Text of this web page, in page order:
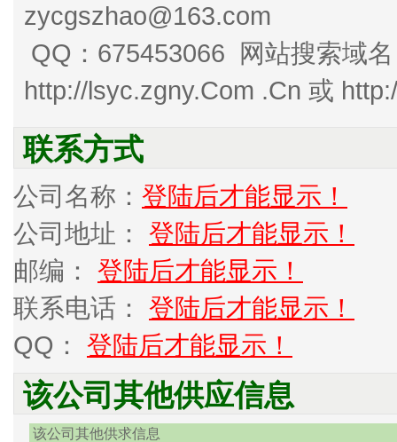
zycgszhao@163.com
QQ：675453066 网站搜索域
http://lsyc.zgny.Com .Cn 或
联系方式
公司名称： 登陆后才能显示！
公司地址： 登陆后才能显示！
邮编： 登陆后才能显示！
联系电话： 登陆后才能显示！
QQ： 登陆后才能显示！
该公司其他供应信息
该公司其他供求信息